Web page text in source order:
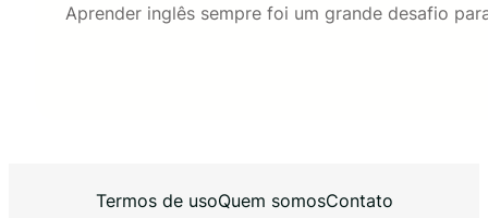
Aprender inglês sempre foi um grande desafio
Termos de usoQuem somosContato